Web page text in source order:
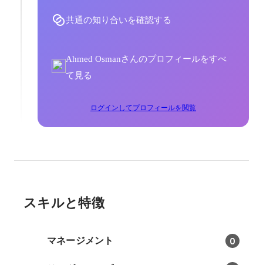
共通の知り合いを確認する
Ahmed Osmanさんのプロフィールをすべ
て見る
ログインしてプロフィールを閲覧
スキルと特徴
マネージメント 0